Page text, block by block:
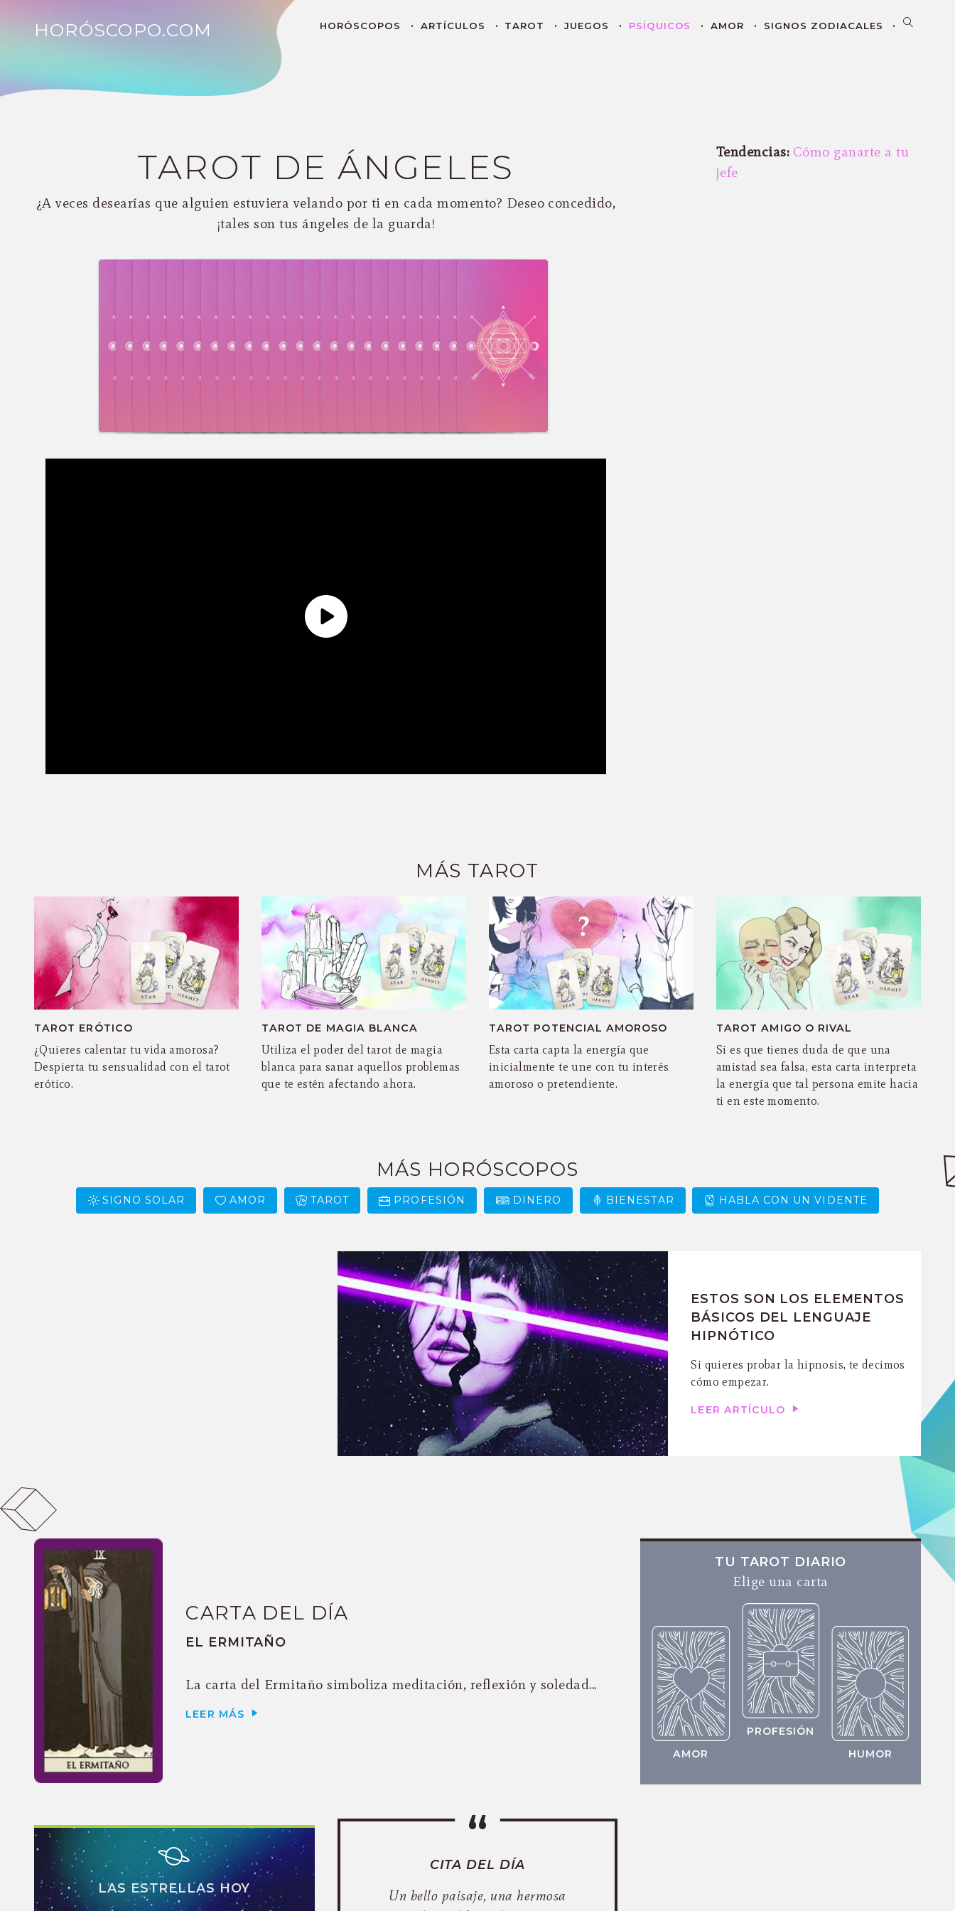
HORÓSCOPO.COM HORÓSCOPOS ARTÍCULOS TAROT JUEGOS PSÍQUICOS AMOR SIGNOS ZODIACALES
TAROT DE ÁNGELES
¿A veces desearías que alguien estuviera velando por ti en cada momento? Deseo concedido,
¡tales son tus ángeles de la guarda!
Tendencias: Cómo ganarte a tu
jefe
MÁS TAROT
TAROT ERÓTICO
¿Quieres calentar tu vida amorosa?
Despierta tu sensualidad con el tarot
erótico.
TAROT DE MAGIA BLANCA
Utiliza el poder del tarot de magia
blanca para sanar aquellos problemas
que te estén afectando ahora.
TAROT POTENCIAL AMOROSO
Esta carta capta la energía que
inicialmente te une con tu interés
amoroso o pretendiente.
TAROT AMIGO O RIVAL
Si es que tienes duda de que una
amistad sea falsa, esta carta interpreta
la energía que tal persona emite hacia
ti en este momento.
MÁS HORÓSCOPOS
SIGNO SOLAR AMOR TAROT PROFESIÓN DINERO BIENESTAR HABLA CON UN VIDENTE
ESTOS SON LOS ELEMENTOS
BÁSICOS DEL LENGUAJE
HIPNÓTICO
Si quieres probar la hipnosis, te decimos
cómo empezar.
LEER ARTÍCULO
CARTA DEL DÍA
EL ERMITAÑO
La carta del Ermitaño simboliza meditación, reflexión y soledad...
LEER MÁS
TU TAROT DIARIO
Elige una carta
AMOR
PROFESIÓN
HUMOR
LAS ESTRELLAS HOY
CITA DEL DÍA
Un bello paisaje, una hermosa